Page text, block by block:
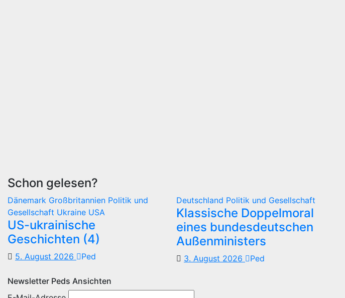
Schon gelesen?
Dänemark Großbritannien Politik und
Gesellschaft Ukraine USA
US-ukrainische
Geschichten (4)
5. August 2026 Ped
Deutschland Politik und Gesellschaft
Klassische Doppelmoral
eines bundesdeutschen
Außenministers
3. August 2026 Ped
Newsletter Peds Ansichten